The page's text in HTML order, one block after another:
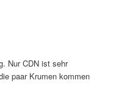
Nur CDN ist sehr
paar Krumen kommen